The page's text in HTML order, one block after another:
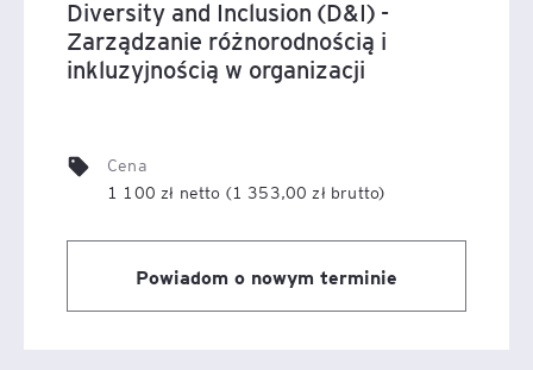
Diversity and Inclusion (D&I) -
Zarządzanie różnorodnością i
inkluzyjnością w organizacji
Cena
1 100 zł netto (1 353,00 zł brutto)
Powiadom o nowym terminie